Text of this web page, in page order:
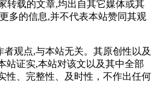
转载的文章,均出自其它媒体或其
多的信息,并不代表本站赞同其观
观点,与本站无关。其原创性以及
站证实,本站对该文以及其中全部
性、完整性、及时性，不作出任何